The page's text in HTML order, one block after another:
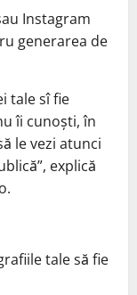
Instagram
generarea de
tale sî fie
îi cunoști, în
le vezi atunci
explică
tale să fie